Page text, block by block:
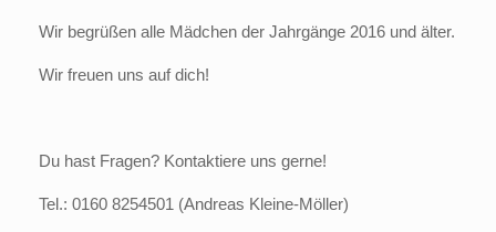
Wir begrüßen alle Mädchen der Jahrgänge 2016 und älter.
Wir freuen uns auf dich!
Du hast Fragen? Kontaktiere uns gerne!
Tel.: 0160 8254501 (Andreas Kleine-Möller)